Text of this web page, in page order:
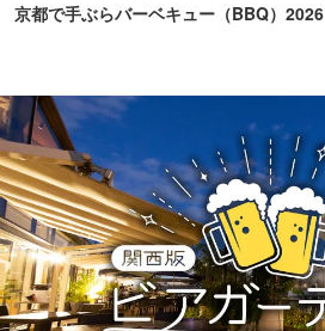
京都で手ぶらバーベキュー（BBQ）2026